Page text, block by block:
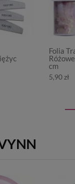
Folia
cm
5,90 zł